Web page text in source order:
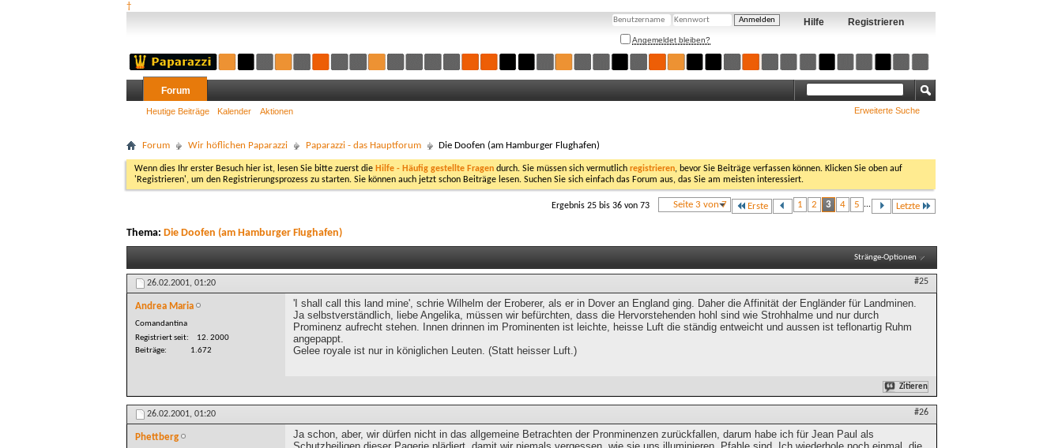
†
Registrieren
Hilfe
Angemeldet bleiben?
Forum
Heutige Beiträge Kalender Aktionen Erweiterte Suche
Forum Wir höflichen Paparazzi Paparazzi - das Hauptforum Die Doofen (am Hamburger Flughafen)
Wenn dies Ihr erster Besuch hier ist, lesen Sie bitte zuerst die Hilfe - Häufig gestellte Fragen durch. Sie müssen sich vermutlich registrieren, bevor Sie Beiträge verfassen können. Klicken Sie oben auf
'Registrieren', um den Registrierungsprozess zu starten. Sie können auch jetzt schon Beiträge lesen. Suchen Sie sich einfach das Forum aus, das Sie am meisten interessiert.
Seite 3 von 7 Erste 1 2 3 4 5 ... Letzte
Ergebnis 25 bis 36 von 73
Thema: Die Doofen (am Hamburger Flughafen)
Stränge-Optionen
26.02.2001, 01:20 #25
Andrea Maria
Comandantina
Registriert seit
12. 2000
Beiträge
1.672
'I shall call this land mine', schrie Wilhelm der Eroberer, als er in Dover an England ging. Daher die Affinität der Engländer für Landminen.
Ja selbstverständlich, liebe Angelika, müssen wir befürchten, dass die Hervorstehenden hohl sind wie Strohhalme und nur durch
Prominenz aufrecht stehen. Innen drinnen im Prominenten ist leichte, heisse Luft die ständig entweicht und aussen ist teflonartig Ruhm
angepappt.
Gelee royale ist nur in königlichen Leuten. (Statt heisser Luft.)
Zitieren
26.02.2001, 01:20 #26
Phettberg
Ja schon, aber, wir dürfen nicht in das allgemeine Betrachten der Pronminenzen zurückfallen, darum habe ich für Jean Paul als